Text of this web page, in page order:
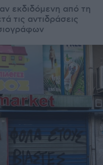
εκδιδόμενη από τη
τις αντιδράσεις